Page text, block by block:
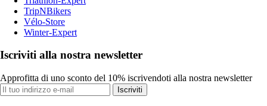
TripNBikers
Vélo-Store
Winter-Expert
Iscriviti alla nostra newsletter
Approfitta di uno sconto del 10% iscrivendoti alla nostra newsletter
Iscriviti